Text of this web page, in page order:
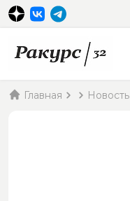
Главная Новость